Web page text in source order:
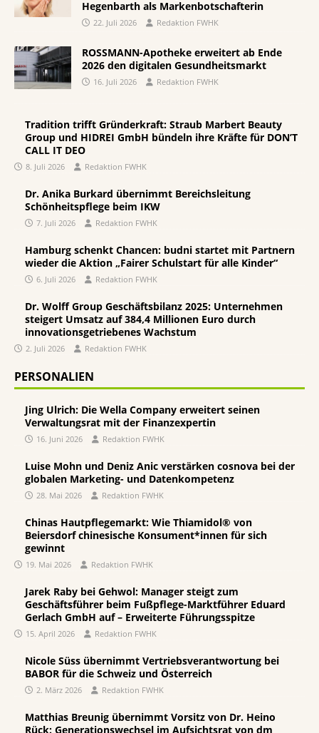
Hegenbarth als Markenbotschafterin
22. Juli 2026 Redaktion FWHK
ROSSMANN-Apotheke erweitert ab Ende
2026 den digitalen Gesundheitsmarkt
16. Juli 2026 Redaktion FWHK
Tradition trifft Gründerkraft: Straub Marbert Beauty
Group und HIDREI GmbH bündeln ihre Kräfte für DON’T
CALL IT DEO
8. Juli 2026 Redaktion FWHK
Dr. Anika Burkard übernimmt Bereichsleitung
Schönheitspflege beim IKW
7. Juli 2026 Redaktion FWHK
Hamburg schenkt Chancen: budni startet mit Partnern
wieder die Aktion „Fairer Schulstart für alle Kinder“
6. Juli 2026 Redaktion FWHK
Dr. Wolff Group Geschäftsbilanz 2025: Unternehmen
steigert Umsatz auf 384,4 Millionen Euro durch
innovationsgetriebenes Wachstum
2. Juli 2026 Redaktion FWHK
PERSONALIEN
Jing Ulrich: Die Wella Company erweitert seinen
Verwaltungsrat mit der Finanzexpertin
16. Juni 2026 Redaktion FWHK
Luise Mohn und Deniz Anic verstärken cosnova bei der
globalen Marketing- und Datenkompetenz
28. Mai 2026 Redaktion FWHK
Chinas Hautpflegemarkt: Wie Thiamidol® von
Beiersdorf chinesische Konsument*innen für sich
gewinnt
19. Mai 2026 Redaktion FWHK
Jarek Raby bei Gehwol: Manager steigt zum
Geschäftsführer beim Fußpflege-Marktführer Eduard
Gerlach GmbH auf – Erweiterte Führungsspitze
15. April 2026 Redaktion FWHK
Nicole Süss übernimmt Vertriebsverantwortung bei
BABOR für die Schweiz und Österreich
2. März 2026 Redaktion FWHK
Matthias Breunig übernimmt Vorsitz von Dr. Heino
Rück: Generationswechsel im Aufsichtsrat von dm